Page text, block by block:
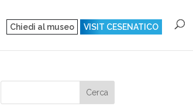
Chiedi al museo VISIT CESENATICO